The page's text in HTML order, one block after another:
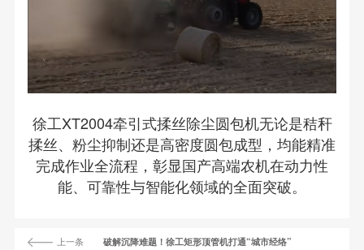
徐工XT2004牵引式揉丝除尘圆包机无论是秸秆
揉丝、粉尘抑制还是高密度圆包成型，均能精准
完成作业全流程，彰显国产高端农机在动力性
能、可靠性与智能化领域的全面突破。
上一条 破解沉降难题！徐工矩形顶管机打通“城市经络”